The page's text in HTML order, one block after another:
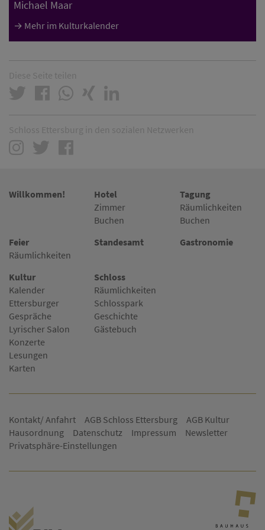
Michael Maar
Mehr im Kulturkalender
Diese Seite teilen
Schloss Ettersburg in den sozialen Netzwerken
Willkommen!
Hotel
Zimmer
Buchen
Tagung
Räumlichkeiten
Buchen
Feier
Räumlichkeiten
Standesamt Gastronomie
Kultur
Kalender
Ettersburger
Gespräche
Lyrischer Salon
Konzerte
Lesungen
Karten
Schloss
Räumlichkeiten
Schlosspark
Geschichte
Gästebuch
Kontakt/ Anfahrt AGB Schloss Ettersburg
AGB Kultur
Hausordnung
Datenschutz Impressum
Newsletter
Privatsphäre-Einstellungen